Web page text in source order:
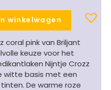
winkelwagen
coral pink van Briljant
keuze voor het
Nijntje Crozz
witte basis met een
De warme roze